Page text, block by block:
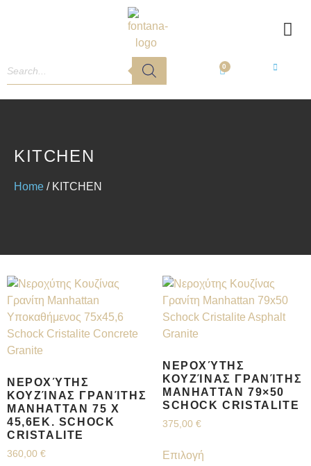
0
KITCHEN
Home / KITCHEN
ΝΕΡΟΧΎΤΗΣ
ΚΟΥΖΊΝΑΣ ΓΡΑΝΊΤΗΣ
MANHATTAN 75 X
45,6ΕΚ. SCHOCK
CRISTALITE
360,00 €
ΝΕΡΟΧΎΤΗΣ
ΚΟΥΖΊΝΑΣ ΓΡΑΝΊΤΗΣ
MANHATTAN 79×50
SCHOCK CRISTALITE
375,00 €
Επιλογή